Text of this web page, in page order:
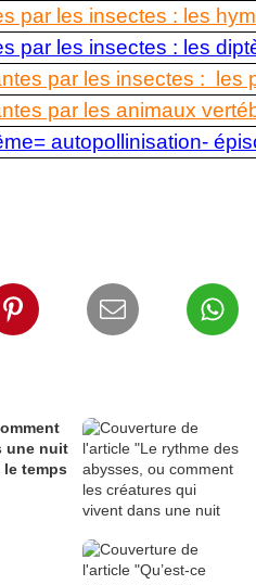
par les insectes : les
par les insectes : les
par les insectes : les
par les animaux
autopollinisation-
une nuit
temps